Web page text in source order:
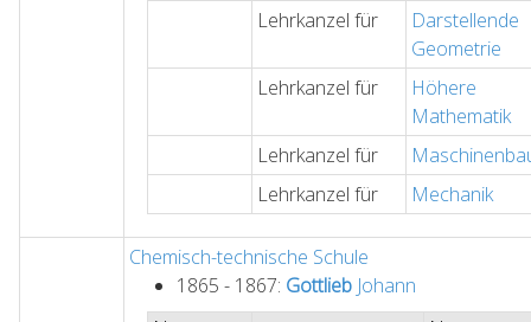
Lehrkanzel für
Darstellende
Geometrie
Lehrkanzel für
Höhere
Mathematik
Lehrkanzel für
Lehrkanzel für
Mechanik
Chemisch-technische Schule
1865 - 1867: Gottlieb Johann